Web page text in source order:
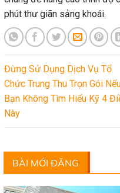
phút thư giãn sảng khoái.
Đừng Sử Dụng Dịch Vụ Tổ
Chức Trung Thu Trọn Gói
Bạn Không Tìm Hiểu Kỹ 4
Này
BÀI MỚI ĐĂNG